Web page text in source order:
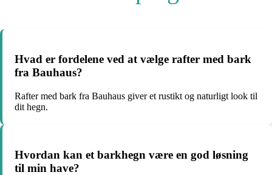
Hvad er fordelene ved at vælge rafter med bark
fra Bauhaus?
Rafter med bark fra Bauhaus giver et rustikt og naturligt look til
dit hegn.
Hvordan kan et barkhegn være en god løsning
til min have?